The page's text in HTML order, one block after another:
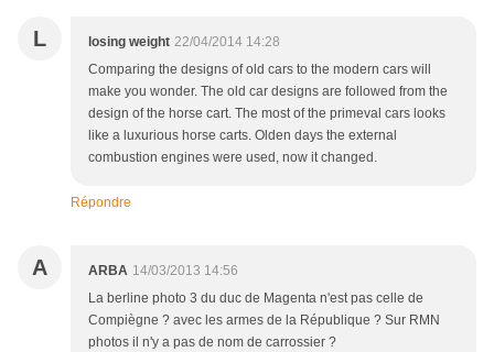
L losing weight 22/04/2014 14:28
Comparing the designs of old cars to the modern cars will
make you wonder. The old car designs are followed from the
design of the horse cart. The most of the primeval cars looks
like a luxurious horse carts. Olden days the external
combustion engines were used, now it changed.
Répondre
A ARBA 14/03/2013 14:56
La berline photo 3 du duc de Magenta n'est pas celle de
Compiègne ? avec les armes de la République ? Sur RMN
photos il n'y a pas de nom de carrossier ?